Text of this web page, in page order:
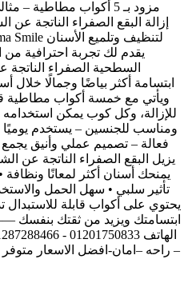
مزود بـ 5 أكواب
إزالة البقع الصفراء الناتجة
يقدم لك تجربة احترافية من
السطحية الصفراء الناتجة
ابتسامة أكثر بياضًا وجمالًا خلال
فعالة – تصميم عملي وأنيق يجمع
يمنحك أسنان أكثر لمعانًا
تأثير سلبي • سهل الحمل
يحتوي على أكواب قابلة
ابتسامتك ويزيد من ثقتك
– راحه –امان-افضل الاسعار